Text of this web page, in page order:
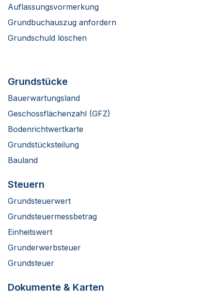
Auflassungsvormerkung
Grundbuchauszug anfordern
Grundschuld löschen
Grundstücke
Bauerwartungsland
Geschossflächenzahl (GFZ)
Bodenrichtwertkarte
Grundstücksteilung
Bauland
Steuern
Grundsteuerwert
Grundsteuermessbetrag
Einheitswert
Grunderwerbsteuer
Grundsteuer
Dokumente & Karten